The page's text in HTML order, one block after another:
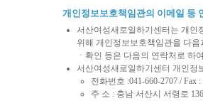
개인정보보호책임관의 이메일 등
서산여성새로일하기센터는 개
위해 개인정보보호책임관을 다
ㆍ확인 등은 다음의 연락처로 하
서산여성새로일하기센터 개인정
전화번호 :041-660-2707 / Fax :
주 소 : 충남 서산시 서령로